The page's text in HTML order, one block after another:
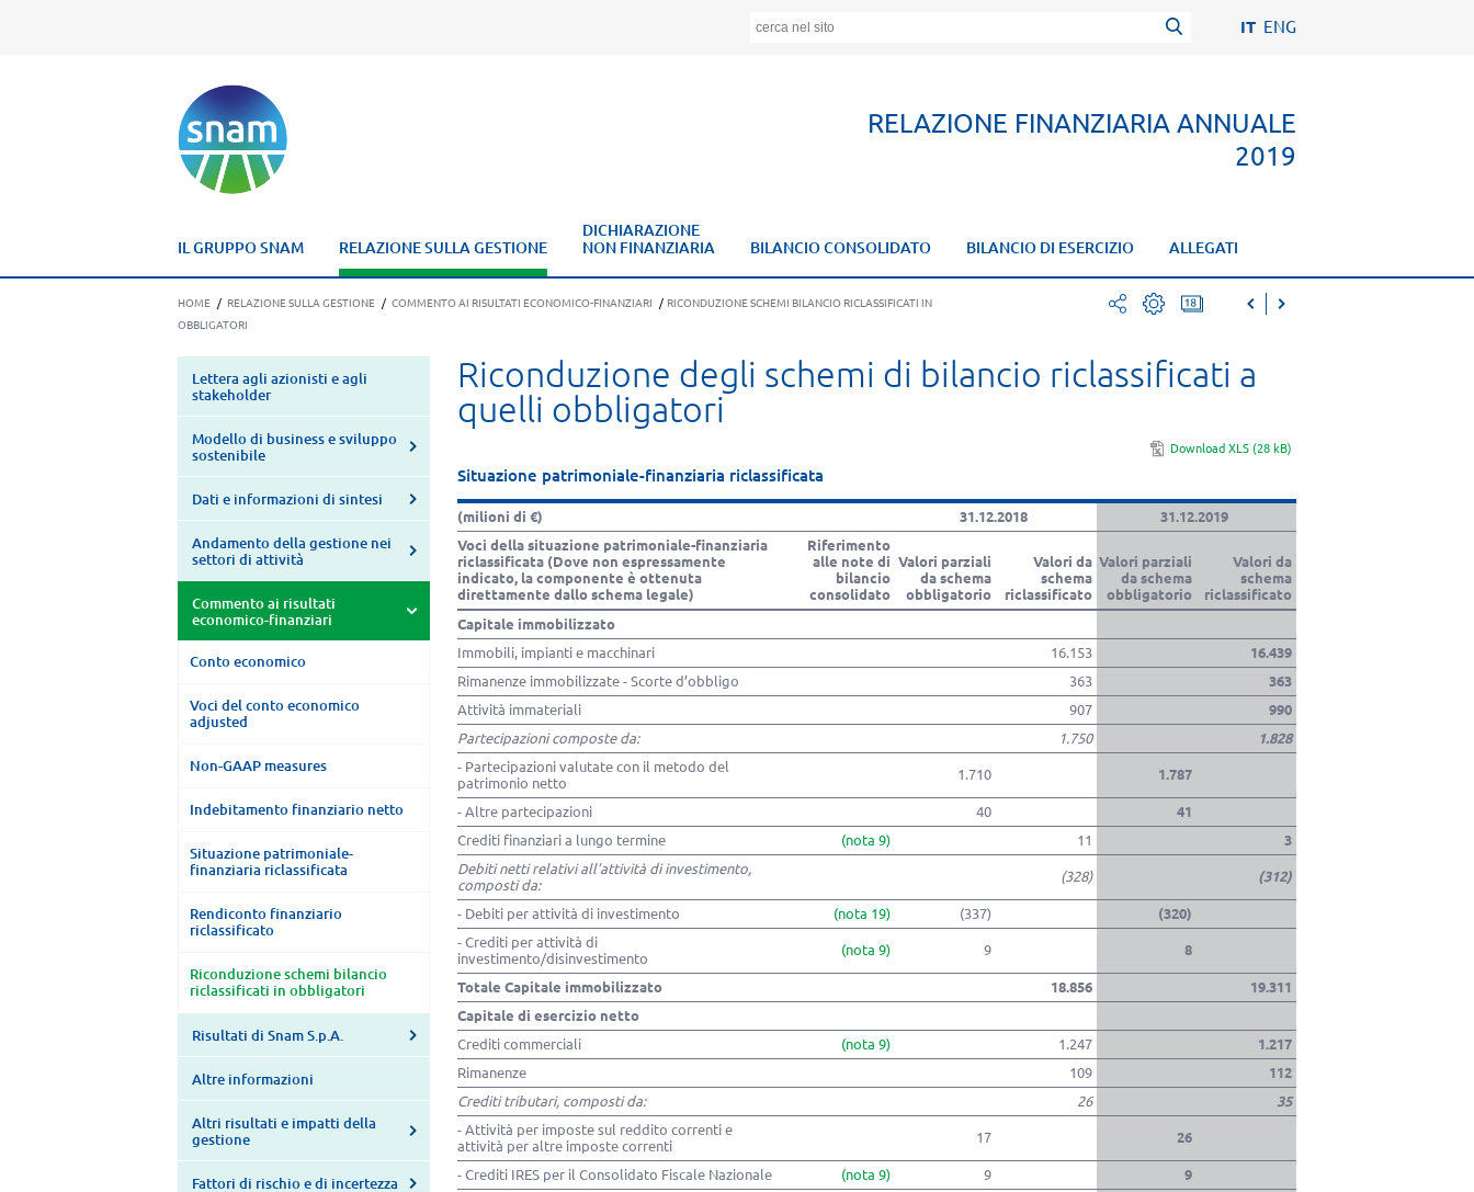
IT ENG
RELAZIONE FINANZIARIA ANNUALE
2019
IL GRUPPO SNAM RELAZIONE SULLA GESTIONE
DICHIARAZIONE
NON FINANZIARIA
BILANCIO CONSOLIDATO BILANCIO DI ESERCIZIO ALLEGATI
HOME / RELAZIONE SULLA GESTIONE / COMMENTO AI RISULTATI ECONOMICO-FINANZIARI / RICONDUZIONE SCHEMI BILANCIO RICLASSIFICATI IN
OBBLIGATORI
twitterpdf
Riconduzione degli schemi di bilancio riclassificati a
quelli obbligatori
Download XLS (28 kB)
Situazione patrimoniale-finanziaria riclassificata
(milioni di €) 31.12.2018
31.12.2019
Voci della situazione patrimoniale-finanziaria
riclassificata (Dove non espressamente
indicato, la componente è ottenuta
direttamente dallo schema legale)
Riferimento
alle note di
bilancio
consolidato
Valori parziali
da schema
obbligatorio
Valori da
schema
riclassificato
Valori parziali
da schema
obbligatorio
Valori da
schema
riclassificato
Capitale immobilizzato
Immobili, impianti e macchinari
16.153
16.439
Rimanenze immobilizzate - Scorte d’obbligo
363
363
Attività immateriali
907
990
Partecipazioni composte da:
1.750
1.828
- Partecipazioni valutate con il metodo del
patrimonio netto
1.710 1.787
- Altre partecipazioni 40
41
Crediti finanziari a lungo termine
(nota 9) 11
3
Debiti netti relativi all’attività di investimento,
composti da:
(328) (312)
- Debiti per attività di investimento (nota 19) (337)
(320)
- Crediti per attività di
investimento/disinvestimento
(nota 9) 9 8
Totale Capitale immobilizzato 18.856
19.311
Capitale di esercizio netto
Crediti commerciali
(nota 9) 1.247
1.217
Rimanenze
109
112
Crediti tributari, composti da:
26
35
- Attività per imposte sul reddito correnti e
attività per altre imposte correnti
17 26
- Crediti IRES per il Consolidato Fiscale Nazionale (nota 9) 9
9
Lettera agli azionisti e agli
stakeholder
Modello di business e sviluppo
sostenibile
Dati e informazioni di sintesi
Andamento della gestione nei
settori di attività
Commento ai risultati
economico-finanziari
Conto economico
Voci del conto economico
adjusted
Non-GAAP measures
Indebitamento finanziario netto
Situazione patrimoniale-
finanziaria riclassificata
Rendiconto finanziario
riclassificato
Riconduzione schemi bilancio
riclassificati in obbligatori
Risultati di Snam S.p.A.
Altre informazioni
Altri risultati e impatti della
gestione
Fattori di rischio e di incertezza